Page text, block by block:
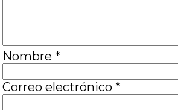
Nombre *
Correo electrónico *